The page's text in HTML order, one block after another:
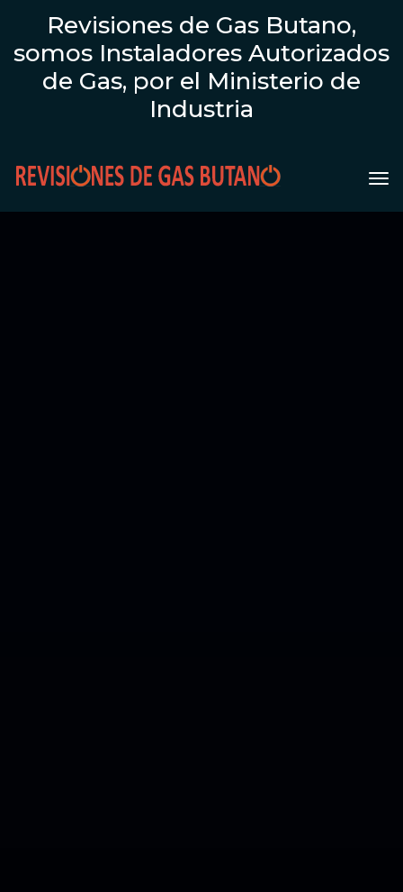
Revisiones de Gas Butano,
somos Instaladores Autorizados
de Gas, por el Ministerio de
Industria